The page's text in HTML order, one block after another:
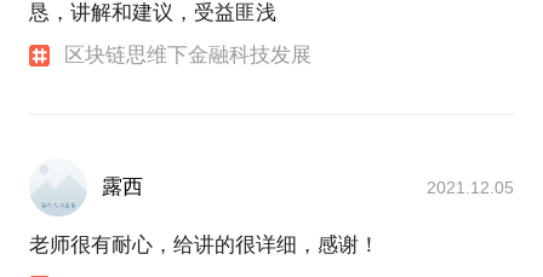
恳，讲解和建议，受益匪浅
区块链思维下金融科技发展
露西 2021.12.05
老师很有耐心，给讲的很详细，感谢！